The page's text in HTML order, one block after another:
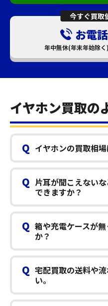
今すぐ買取
お電
年中無休(年末年始除
イヤホン買取の
Q イヤホンの買取相
Q 片耳が聞こえない
できますか？
Q 箱や充電ケースが
か？
Q 宅配買取の送料や
い。